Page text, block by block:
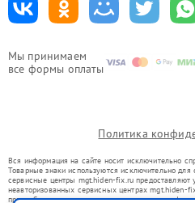
Мы принимаем
все формы оплаты
Политика
Вся информация на сайте носит исключительно
Товарные знаки используются исключительно для
сервисные центры mgt.hiden-fix.ru предоставляют
неавторизованных сервисных центрах mgt.hiden-
правообладателями товарных знаков или их